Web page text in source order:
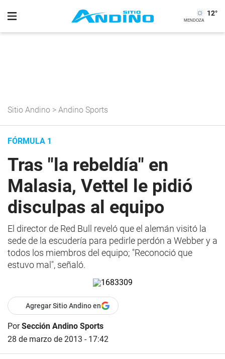
12°
Sitio Andino > Andino Sports
FÓRMULA 1
Tras "la rebeldía" en
Malasia, Vettel le pidió
disculpas al equipo
El director de Red Bull reveló que el alemán visitó la
sede de la escudería para pedirle perdón a Webber y a
todos los miembros del equipo; "Reconoció que
estuvo mal", señaló.
Agregar Sitio Andino en
PorSección Andino Sports
28 de marzo de 2013 - 17:42